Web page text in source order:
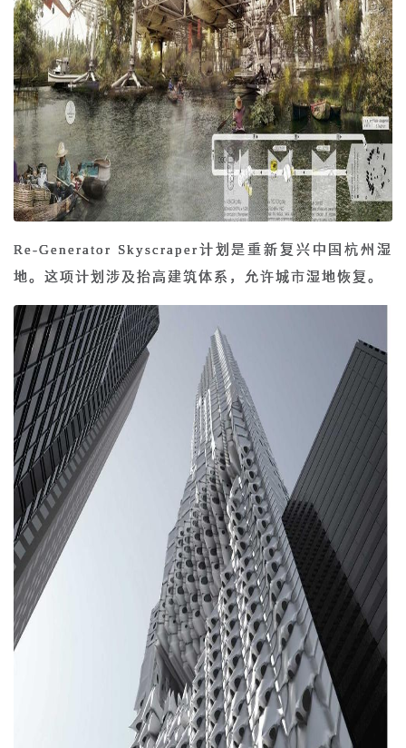
Re-Generator Skyscraper计划是重新复兴中国杭州湿
地。这项计划涉及抬高建筑体系，允许城市湿地恢复。